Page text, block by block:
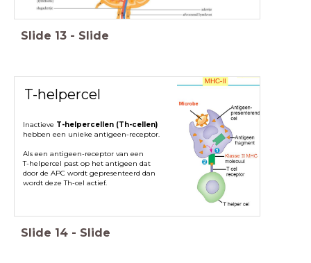
Slide 13 - Slide
T-helpercel
Inactieve T-helpercellen (Th-cellen)
hebben een unieke antigeen-receptor.
Als een antigeen-receptor van een
T-helpercel past op het antigeen dat
door de APC wordt gepresenteerd dan
wordt deze Th-cel actief.
Slide 14 - Slide